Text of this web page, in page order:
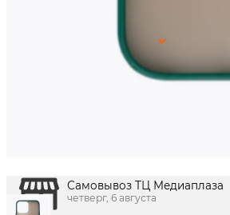
г. Краснодар, ТК Медиаплаза:
Краснодар
Доставка по городу сегодня
четверг, 6 августа
Самовывоз ТЦ Медиаплаза
четверг, 6 августа